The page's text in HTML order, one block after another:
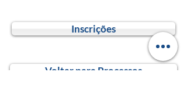
Inscrições
Voltar para Processos